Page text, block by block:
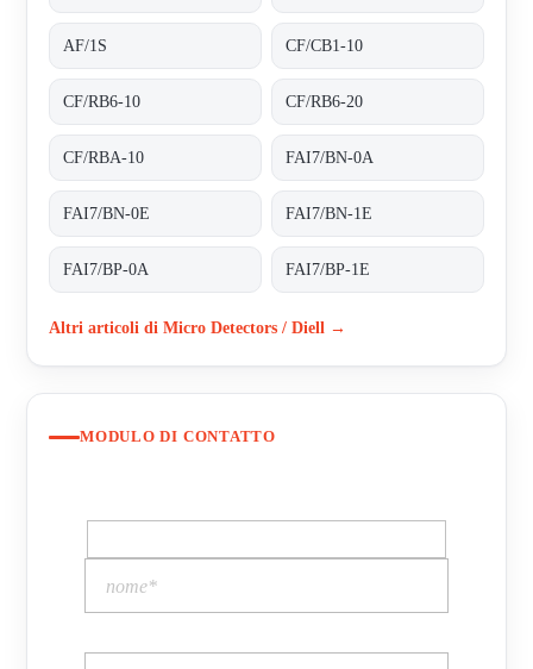
AF/1S CF/CB1-10
CF/RB6-10 CF/RB6-20
CF/RBA-10 FAI7/BN-0A
FAI7/BN-0E FAI7/BN-1E
FAI7/BP-0A FAI7/BP-1E
Altri articoli di Micro Detectors / Diell →
MODULO DI CONTATTO